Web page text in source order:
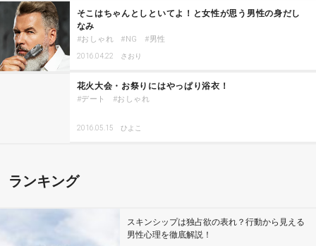
そこはちゃんとしといてよ！と女性が思う男性の身だし
なみ
おしゃれ NG 男性
2016.04.22 さおり
花火大会・お祭りにはやっぱり浴衣！
デート おしゃれ
2016.05.15 ひよこ
ランキング
スキンシップは独占欲の表れ？行動から見える
男性心理を徹底解説！